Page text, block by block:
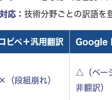
応： 技術分野ごとの訳語を
ピペ＋汎用翻訳 Google
×（段組崩れ）
△（ペー
非翻訳）